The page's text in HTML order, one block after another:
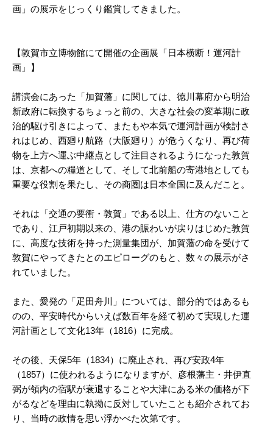
画」の展示をじっくり鑑賞してきました。
【敦賀市立博物館にて開催の企画展「日本横断！運河計
画」】
講演会にあった「加賀藩」に関しては、徳川幕府から明治
新政府に転換するちょっと前の、大きな社会の変革期に政
治的駆け引きによって、またもや本気で運河計画が検討さ
れはじめ、西廻り航路（大阪廻り）が危うくなり、再び荷
物を上方へ運ぶ中継点として注目されるようになった敦賀
は、京都への糧道として、そして北前船の寄港地としても
重要な役割を果たし、その商圏は日本全国に及んだこと。
それは「交通の要衝・敦賀」である以上、仕方のないこと
であり、江戸初期以来の、港の賑わいが戻りはじめた敦賀
に、高度な技術を持った測量集団が、加賀藩の命を受けて
敦賀にやってきたとのエピローグのもと、数々の展示がさ
れていました。
また、愛発の「疋田舟川」については、部分的ではあるも
のの、平安時代からいえば数百年を経て初めて実現した運
河計画として文化13年（1816）に完成。
その後、天保5年（1834）に廃止され、再び安政4年
（1857）に使われるようになりますが、彦根藩主・井伊直
弼が領内の宿駅が衰退することや大津にある米の価格が下
がるなどを理由に執拗に反対していたことも紹介されてお
り、当時の政情を思い浮かべた次第です。